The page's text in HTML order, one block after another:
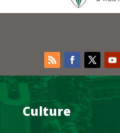
Culture